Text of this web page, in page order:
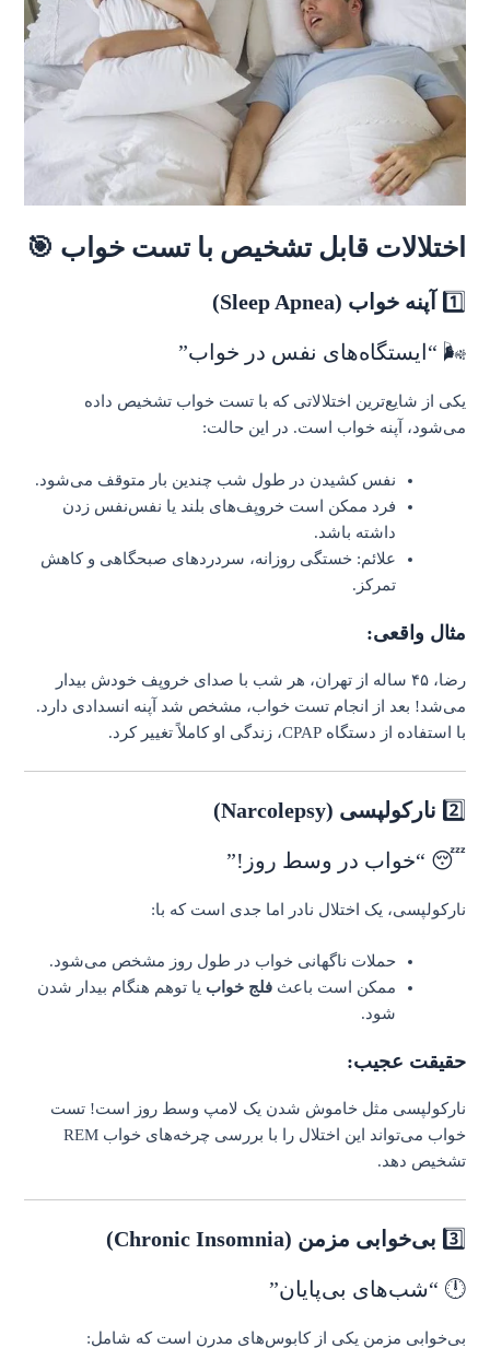
اختلالات قابل تشخیص با تست خواب 🎯
آپنه خواب (Sleep Apnea)
🌬️ “ایستگاه‌های نفس در خواب”
یکی از شایع‌ترین اختلالاتی که با تست خواب تشخیص داده
می‌شود، آپنه خواب است. در این حالت:
نفس کشیدن در طول شب چندین بار متوقف می‌شود.
فرد ممکن است خروپف‌های بلند یا نفس‌نفس زدن
داشته باشد.
علائم: خستگی روزانه، سردردهای صبحگاهی و کاهش
تمرکز.
مثال واقعی:
رضا، ۴۵ ساله از تهران، هر شب با صدای خروپف خودش بیدار
می‌شد! بعد از انجام تست خواب، مشخص شد آپنه انسدادی دارد.
با استفاده از دستگاه CPAP، زندگی او کاملاً تغییر کرد.
نارکولپسی (Narcolepsy)
😴 “خواب در وسط روز!”
نارکولپسی، یک اختلال نادر اما جدی است که با:
حملات ناگهانی خواب در طول روز مشخص می‌شود.
ممکن است باعثفلج خوابیا توهم هنگام بیدار شدن
شود.
حقیقت عجیب:
نارکولپسی مثل خاموش شدن یک لامپ وسط روز است! تست
خواب می‌تواند این اختلال را با بررسی چرخه‌های خواب REM
تشخیص دهد.
بی‌خوابی مزمن (Chronic Insomnia)
🕛 “شب‌های بی‌پایان”
بی‌خوابی مزمن یکی از کابوس‌های مدرن است که شامل: